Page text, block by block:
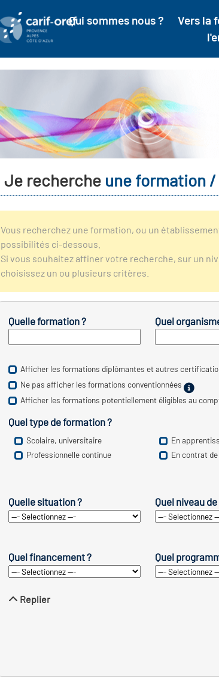
Qui sommes nous ?
Vers la
Je recherche une formation
Vous recherchez une formation, ou un
possibilités ci-dessous.
Si vous souhaitez affiner votre recherche, sur un
choisissez un ou plusieurs critères.
Quelle formation ? Quel
Afficher les formations diplômantes et autres
Ne pas afficher les formations conventionnées
Afficher les formations potentiellement éligibles au
Quel type de formation ?
Scolaire, universitaire
Professionnelle continue
En
En contrat
Quelle situation ? Quel niveau
Quel financement ? Quel
Replier